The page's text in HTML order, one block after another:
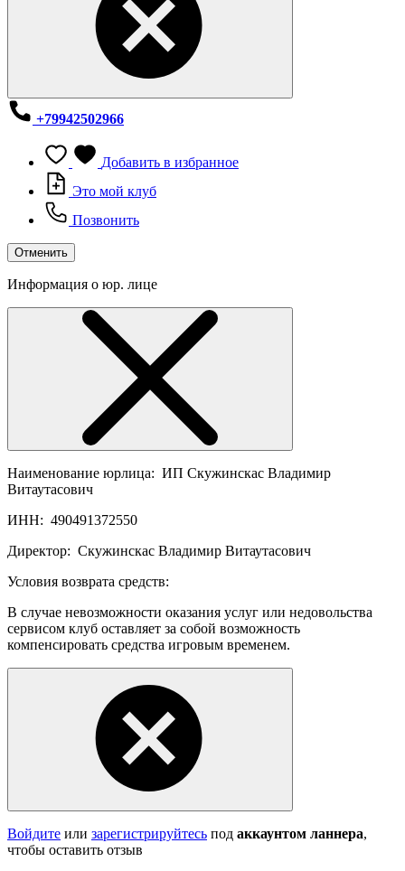
+79942502966
Добавить в избранное
Это мой клуб
Позвонить
Отменить
Информация о юр. лице
Наименование юрлица: ИП Скужинскас Владимир
Витаутасович
ИНН: 490491372550
Директор: Скужинскас Владимир Витаутасович
Условия возврата средств:
В случае невозможности оказания услуг или недовольства
сервисом клуб оставляет за собой возможность
компенсировать средства игровым временем.
Войдите или зарегистрируйтесь под аккаунтом ланнера,
чтобы оставить отзыв